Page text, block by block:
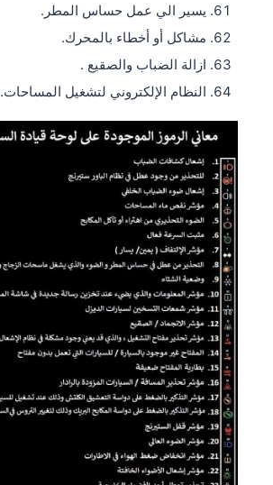
يسير الي عمل حساس المطر.
مشاكل أو أخطاء بالمحرك.
ازالة الضباب والصقيع .
النظام الإلكتروني لتشغيل المساحات.